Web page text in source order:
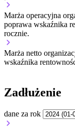
Marża operacyjna
poprawa wskaźnika
rocznie.
Marża netto
wskaźnika
Zadłużenie
dane za rok